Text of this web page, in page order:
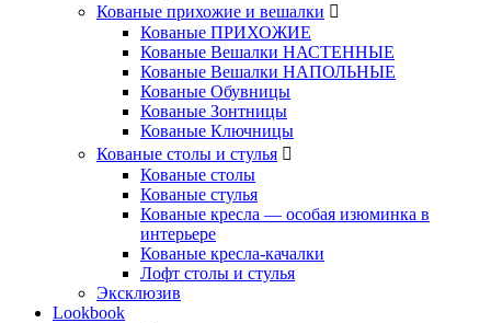
Кованые прихожие и вешалки
Кованые ПРИХОЖИЕ
Кованые Вешалки НАСТЕННЫЕ
Кованые Вешалки НАПОЛЬНЫЕ
Кованые Обувницы
Кованые Зонтницы
Кованые Ключницы
Кованые столы и стулья
Кованые столы
Кованые стулья
Кованые кресла — особая изюминка в
интерьере
Кованые кресла-качалки
Лофт столы и стулья
Эксклюзив
Lookbook